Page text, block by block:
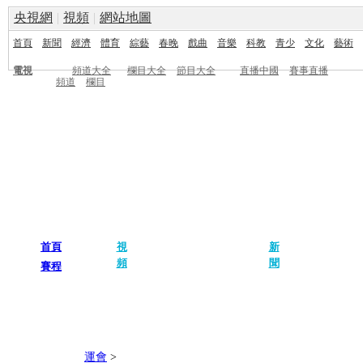
央視網 | 視頻 | 網站地圖
首頁 新聞 經濟 體育 綜藝 春晚 戲曲 音樂 科教 青少 文化 藝術
電視 頻道大全 欄目大全 節目大全 直播中國
賽事直播
頻道
欄目
首頁
賽程
視
頻
新
聞
運會 >